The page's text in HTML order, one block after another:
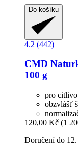
Do košíku
4.2 (442)
CMD
100 g
pro
obzvlášť
120,00 Kč (1
Doručení do 12.